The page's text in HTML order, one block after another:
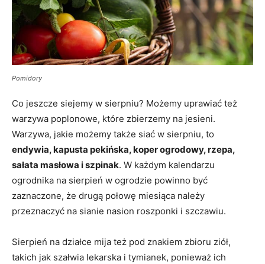
Pomidory
Co jeszcze siejemy w sierpniu? Możemy uprawiać też
warzywa poplonowe, które zbierzemy na jesieni.
Warzywa, jakie możemy także siać w sierpniu, to
endywia, kapusta pekińska, koper ogrodowy, rzepa,
sałata masłowa i szpinak. W każdym kalendarzu
ogrodnika na sierpień w ogrodzie powinno być
zaznaczone, że drugą połowę miesiąca należy
przeznaczyć na sianie nasion roszponki i szczawiu.
Sierpień na działce mija też pod znakiem zbioru ziół,
takich jak szałwia lekarska i tymianek, ponieważ ich